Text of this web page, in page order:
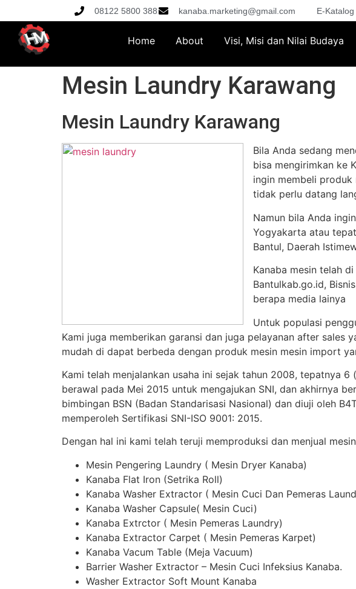
08122 5800 388 kanaba.marketing@gmail.com E-
Home About Visi, Misi dan Nilai Budaya
Mesin Laundry Karawang
Mesin Laundry Karawang
Bila Anda sedang
bisa mengirimkan ke
ingin membeli
tidak perlu datang
Namun bila Anda
Yogyakarta atau
Bantul, Daerah
Kanaba mesin telah
Bantulkab.go.id,
berapa media lainya
Untuk populasi
Kami juga memberikan garansi dan juga pelayanan after
mudah di dapat berbeda dengan produk mesin mesin import
Kami telah menjalankan usaha ini sejak tahun 2008, tepatnya
berawal pada Mei 2015 untuk mengajukan SNI, dan akhirnya
bimbingan BSN (Badan Standarisasi Nasional) dan diuji oleh
memperoleh Sertifikasi SNI-ISO 9001: 2015.
Dengan hal ini kami telah teruji memproduksi dan menjual
Mesin Pengering Laundry ( Mesin Dryer Kanaba)
Kanaba Flat Iron (Setrika Roll)
Kanaba Washer Extractor ( Mesin Cuci Dan Pemeras
Kanaba Washer Capsule( Mesin Cuci)
Kanaba Extrctor ( Mesin Pemeras Laundry)
Kanaba Extractor Carpet ( Mesin Pemeras Karpet)
Kanaba Vacum Table (Meja Vacuum)
Barrier Washer Extractor – Mesin Cuci Infeksius Kanaba.
Washer Extractor Soft Mount Kanaba